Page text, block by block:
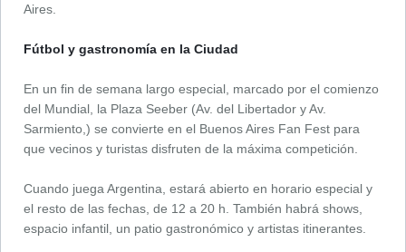
Aires.
Fútbol y gastronomía en la Ciudad
En un fin de semana largo especial, marcado por el comienzo
del Mundial, la Plaza Seeber (Av. del Libertador y Av.
Sarmiento,) se convierte en el Buenos Aires Fan Fest para
que vecinos y turistas disfruten de la máxima competición.
Cuando juega Argentina, estará abierto en horario especial y
el resto de las fechas, de 12 a 20 h. También habrá shows,
espacio infantil, un patio gastronómico y artistas itinerantes.